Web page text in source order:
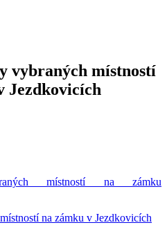
vybraných místností
Jezdkovicích
místností na zámku
na zámku v Jezdkovicích